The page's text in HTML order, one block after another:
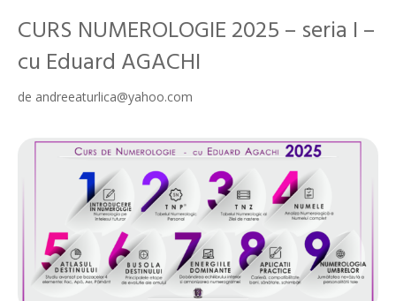
CURS NUMEROLOGIE 2025 – seria I –
cu Eduard AGACHI
de andreeaturlica@yahoo.com